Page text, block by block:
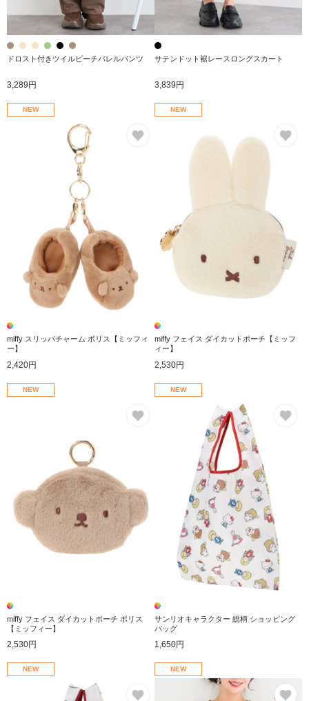
ドロスト付きツイルピーチバレルパンツ
3,289円
サテンドット裾レースロングスカート
3,839円
NEW
miffy スリッパチャーム ボリス【ミッフィ
ー】
2,420円
NEW
miffy フェイス ダイカットポーチ【ミッフ
ィー】
2,530円
NEW
miffy フェイス ダイカットポーチ ボリス
【ミッフィー】
2,530円
NEW
サンリオキャラクター 総柄 ショッピング
バッグ
1,650円
NEW NEW